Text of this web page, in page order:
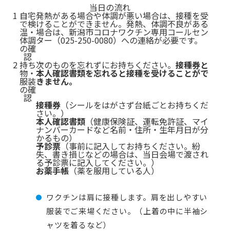
当日の流れ
1 自宅
で検
温・
体調
の確
認
発熱がある場合や体調が悪い場合は、接種を受
けることができません。発熱、体調不良がある
場合は、新潟市コロナワクチン専用コールセン
ター（025-250-0080）への連絡が必要です。
2 持ち
物・
服装
の確
認
次のものを忘れずにお持ちください。 接種券と
本人確認書類を忘れると接種を受けることがで
きません。
接種券 （シールをはがさず台紙ごとお持ちくだ
さい。）
本人確認書類 （健康保険証、運転免許証、マイ
ナンバーカードなど名前・住所・生年月日が分
かるもの）
予診票 （事前に記入してお持ちください。紛
失、書き損じなどの場合は、当日会場で渡され
る予診票に記入してください。）
お薬手帳（薬を服用している人）
ワクチンは肩に接種します。肩を出しやすい
服装でご来場ください。（上着の中に半袖シ
ャツを着るなど）